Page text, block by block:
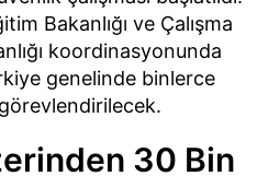
Bakanlığı ve Çalışma
koordinasyonunda
genelinde binlerce
30 Bin